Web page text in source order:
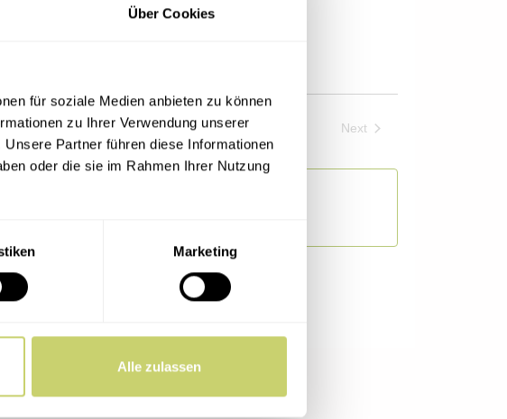
Über Cookies
für soziale Medien anbieten zu können
zu Ihrer Verwendung unserer
Partner führen diese Informationen
oder die sie im Rahmen Ihrer Nutzung
Marketing
Alle zulassen
NextEvents